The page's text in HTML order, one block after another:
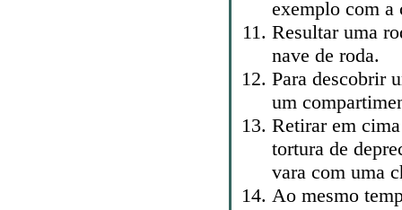
exemplo com a
Resultar uma
nave de roda.
Para descobrir
um
Retirar em
tortura de
vara com uma
Ao mesmo